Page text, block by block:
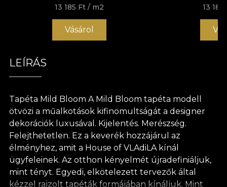
13 185 Ft / m2
Vásárol
13 185
LEÍRÁS
Tapéta Mild Bloom A Mild Bloom tapéta modell
ötvözi a műalkotások kifinomultságát a designer
dekorációk luxusával. Kijelentés. Merészség.
Felejthetetlen. Ez a keverék hozzájárul az
élményhez, amit a House of VLAdiLA kínál
ügyfeleinek. Az otthon kényelmét újradefiniáljuk,
mint tényt. Egyedi, elkötelezett tervezők által
kézzel rajzolt tapéták formájában kínáljuk. Mint